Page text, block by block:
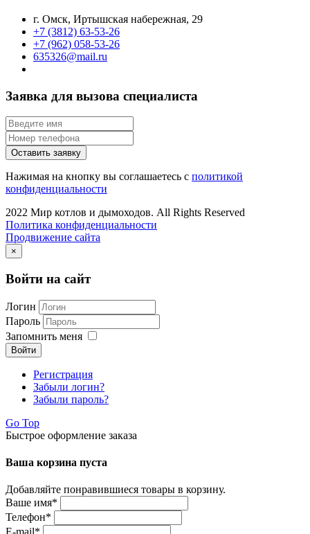
г. Омск, Иртышская набережная, 29
+7 (3812) 63-53-26
+7 (962) 058-53-26
635326@mail.ru
Заявка для вызова специалиста
Оставить заявку
Нажимая на кнопку вы соглашаетесь с политикой
конфиденциальности
2022 Мир котлов и дымоходов. All Rights Reserved
Политика конфиденциальности
Продвижение сайта
×
Войти на сайт
Логин
Пароль
Запомнить меня
Войти
Регистрация
Забыли логин?
Забыли пароль?
Go Top
Быстрое оформление заказа
Ваша корзина пуста
Добавляйте понравившиеся товары в корзину.
Ваше имя*
Телефон*